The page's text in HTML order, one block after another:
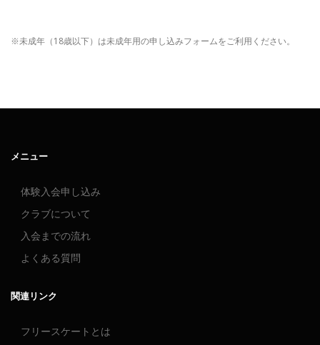
※未成年（18歳以下）は未成年用の申し込みフォームをご利用ください。
メニュー
体験入会申し込み
クラブについて
入会までの流れ
よくある質問
関連リンク
フリースケートとは